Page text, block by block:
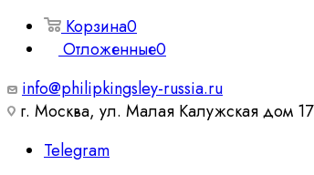
Корзина0
Отложенные0
info@philipkingsley-russia.ru
г. Москва, ул. Малая Калужская дом 17
Telegram